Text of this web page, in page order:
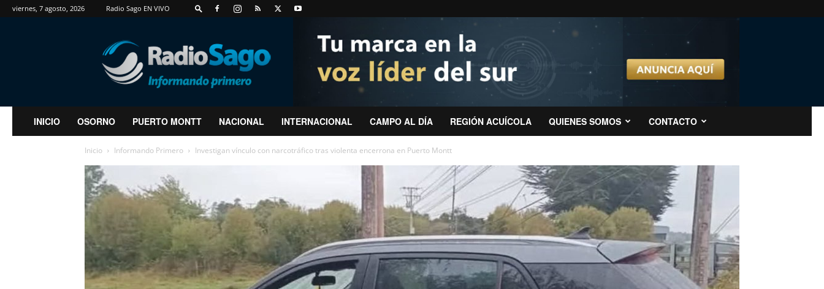
viernes, 7 agosto, 2026 Radio Sago EN VIVO
RadioSago
INICIO OSORNO PUERTO MONTT NACIONAL INTERNACIONAL CAMPO AL DÍA REGIÓN ACUÍCOLA QUIENES SOMOS CONTACTO
Inicio Informando Primero Investigan vínculo con narcotráfico tras violenta encerrona en Puerto Montt